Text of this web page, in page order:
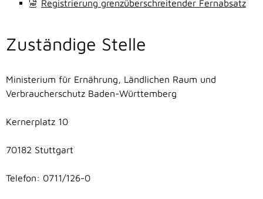
Registrierung grenzüberschreitender Fernabsatz
Zuständige Stelle
Ministerium für Ernährung, Ländlichen Raum und
Verbraucherschutz Baden-Württemberg
Kernerplatz 10
70182 Stuttgart
Telefon: 0711/126-0